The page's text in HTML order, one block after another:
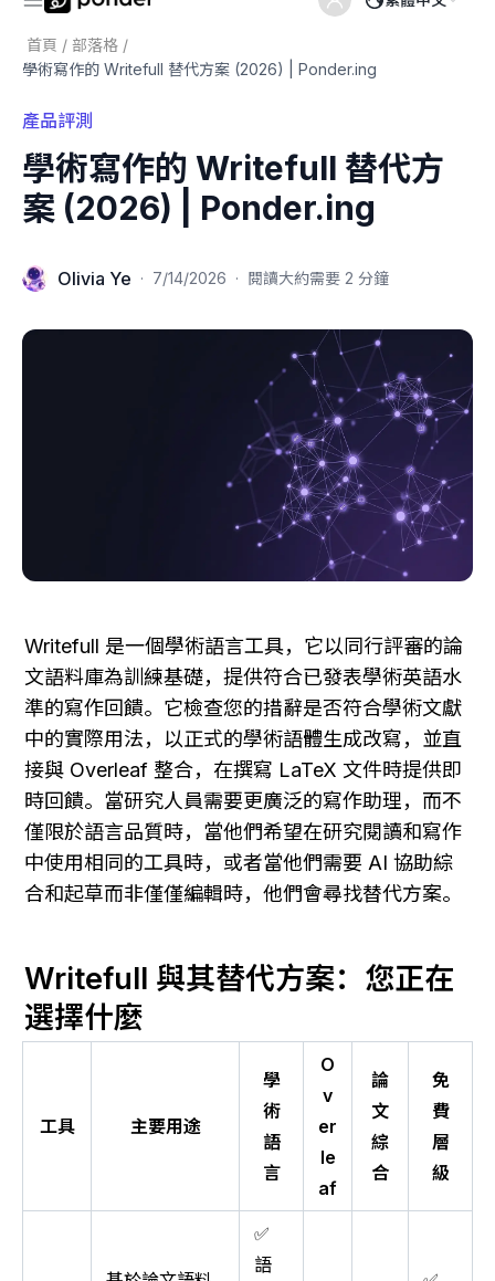
首頁 / 部落格 /
學術寫作的 Writefull 替代方案 (2026) | Ponder.ing
產品評測
學術寫作的 Writefull 替代方
案 (2026) | Ponder.ing
Olivia Ye · 7/14/2026 · 閱讀大約需要 2 分鐘
Writefull 是一個學術語言工具，它以同行評審的論
文語料庫為訓練基礎，提供符合已發表學術英語水
準的寫作回饋。它檢查您的措辭是否符合學術文獻
中的實際用法，以正式的學術語體生成改寫，並直
接與 Overleaf 整合，在撰寫 LaTeX 文件時提供即
時回饋。當研究人員需要更廣泛的寫作助理，而不
僅限於語言品質時，當他們希望在研究閱讀和寫作
中使用相同的工具時，或者當他們需要 AI 協助綜
合和起草而非僅僅編輯時，他們會尋找替代方案。
Writefull 與其替代方案：您正在
選擇什麼
工具 主要用途
學
術
語
言
O
v
er
le
af
論
文
綜
合
免
費
層
級
✅
語